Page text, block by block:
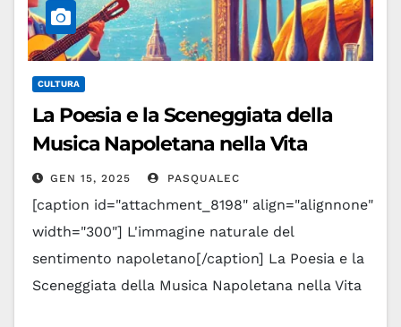
CULTURA
La Poesia e la Sceneggiata della
Musica Napoletana nella Vita
GEN 15, 2025 PASQUALEC
[caption id="attachment_8198" align="alignnone"
width="300"] L'immagine naturale del
sentimento napoletano[/caption] La Poesia e la
Sceneggiata della Musica Napoletana nella Vita